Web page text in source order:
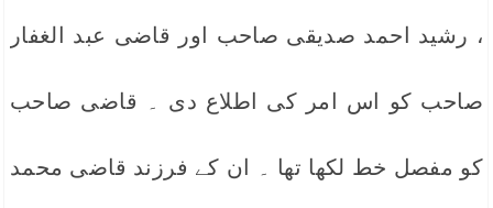
، رشید احمد صدیقی صاحب اور قاضی عبد الغفار
صاحب کو اس امر کی اطلاع دی ۔ قاضی صاحب
کو مفصل خط لکھا تھا ۔ ان کے فرزند قاضی محمد